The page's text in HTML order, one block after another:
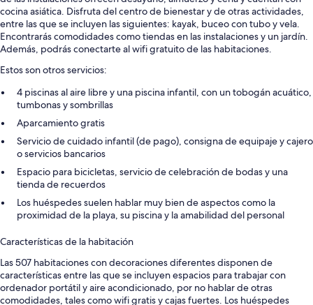
cocina asiática. Disfruta del centro de bienestar y de otras actividades,
entre las que se incluyen las siguientes: kayak, buceo con tubo y vela.
Encontrarás comodidades como tiendas en las instalaciones y un jardín.
Además, podrás conectarte al wifi gratuito de las habitaciones.
Estos son otros servicios:
4 piscinas al aire libre y una piscina infantil, con un tobogán acuático,
tumbonas y sombrillas
Aparcamiento gratis
Servicio de cuidado infantil (de pago), consigna de equipaje y cajero
o servicios bancarios
Espacio para bicicletas, servicio de celebración de bodas y una
tienda de recuerdos
Los huéspedes suelen hablar muy bien de aspectos como la
proximidad de la playa, su piscina y la amabilidad del personal
Características de la habitación
Las 507 habitaciones con decoraciones diferentes disponen de
características entre las que se incluyen espacios para trabajar con
ordenador portátil y aire acondicionado, por no hablar de otras
comodidades, tales como wifi gratis y cajas fuertes. Los huéspedes